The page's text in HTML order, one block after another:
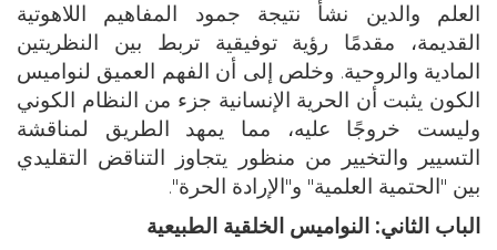
العلم والدين نشأ نتيجة جمود المفاهيم اللاهوتية
القديمة، مقدمًا رؤية توفيقية تربط بين النظريتين
المادية والروحية. وخلص إلى أن الفهم العميق لنواميس
الكون يثبت أن الحرية الإنسانية جزء من النظام الكوني
وليست خروجًا عليه، مما يمهد الطريق لمناقشة
التسيير والتخيير من منظور يتجاوز التناقض التقليدي
بين "الحتمية العلمية" و"الإرادة الحرة".
الباب الثاني: النواميس الخلقية الطبيعية